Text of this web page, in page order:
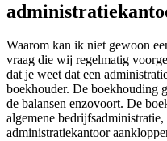
Waarom kan ik niet gewoon
vraag die wij regelmatig
dat je weet dat een
boekhouder. De boekhouding
de balansen enzovoort. De
algemene
administratiekantoor